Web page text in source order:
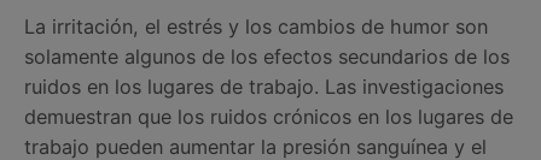
La irritación, el estrés y los cambios de humor son
solamente algunos de los efectos secundarios de los
ruidos en los lugares de trabajo. Las investigaciones
demuestran que los ruidos crónicos en los lugares de
trabajo pueden aumentar la presión sanguínea y el